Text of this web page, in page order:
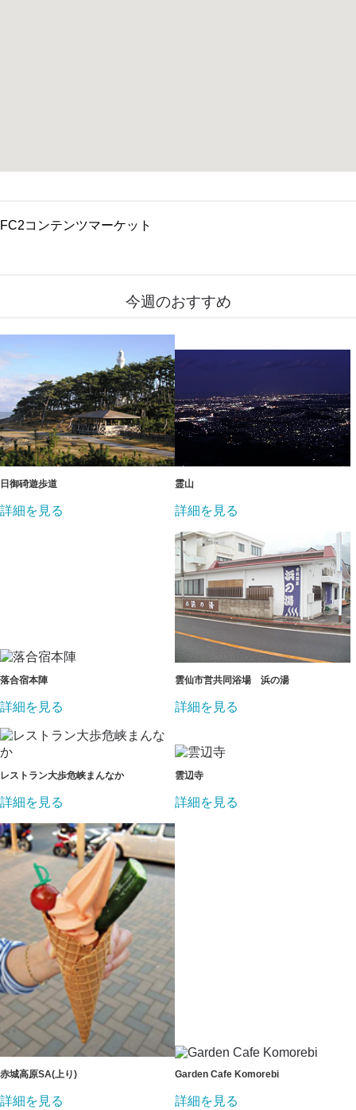
FC2コンテンツマーケット
今週のおすすめ
日御碕遊歩道
詳細を見る
霊山
詳細を見る
落合宿本陣
詳細を見る
雲仙市営共同浴場 浜の湯
詳細を見る
レストラン大歩危峡まんなか
詳細を見る
雲辺寺
詳細を見る
赤城高原SA(上り)
詳細を見る
Garden Cafe Komorebi
詳細を見る